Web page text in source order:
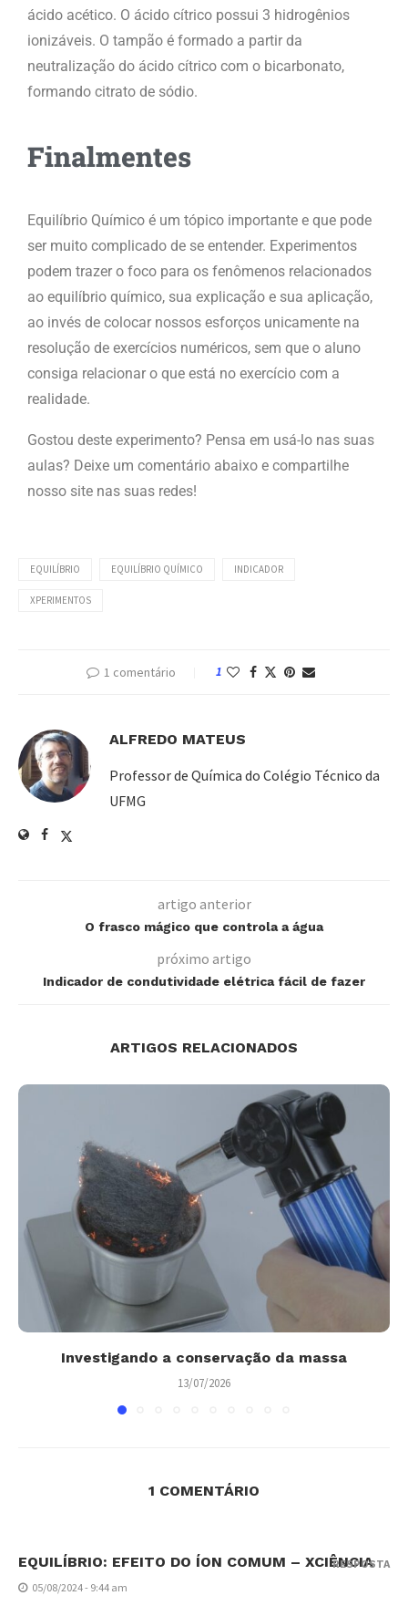
ácido acético. O ácido cítrico possui 3 hidrogênios
ionizáveis. O tampão é formado a partir da
neutralização do ácido cítrico com o bicarbonato,
formando citrato de sódio.
Finalmentes
Equilíbrio Químico é um tópico importante e que pode
ser muito complicado de se entender. Experimentos
podem trazer o foco para os fenômenos relacionados
ao equilíbrio químico, sua explicação e sua aplicação,
ao invés de colocar nossos esforços unicamente na
resolução de exercícios numéricos, sem que o aluno
consiga relacionar o que está no exercício com a
realidade.
Gostou deste experimento? Pensa em usá-lo nas suas
aulas? Deixe um comentário abaixo e compartilhe
nosso site nas suas redes!
EQUILÍBRIO EQUILÍBRIO QUÍMICO INDICADOR
XPERIMENTOS
1 comentário 1
ALFREDO MATEUS
Professor de Química do Colégio Técnico da
UFMG
artigo anterior
O frasco mágico que controla a água
próximo artigo
Indicador de condutividade elétrica fácil de fazer
ARTIGOS RELACIONADOS
Investigando a conservação da massa
13/07/2026
1 COMENTÁRIO
EQUILÍBRIO: EFEITO DO ÍON COMUM – XCIÊNCIA
05/08/2024 - 9:44 am
RESPOSTA